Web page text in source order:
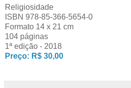
Religiosidade
ISBN 978-85-366-5654-0
Formato 14 x 21 cm
104 páginas
1ª edição - 2018
Preço: R$ 30,00